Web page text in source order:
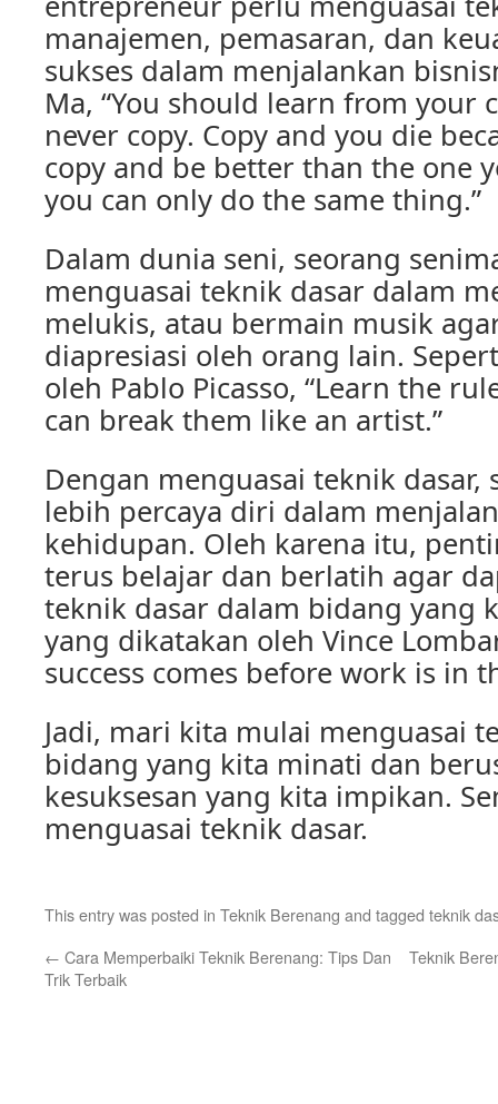
manajemen, pemasaran, dan
sukses dalam menjalankan
Ma, “You should learn from your
never copy. Copy and you die
copy and be better than the one
you can only do the same thing.”
Dalam dunia seni, seorang
menguasai teknik dasar dalam
melukis, atau bermain musik
diapresiasi oleh orang lain.
oleh Pablo Picasso, “Learn the
can break them like an artist.”
Dengan menguasai teknik dasar,
lebih percaya diri dalam
kehidupan. Oleh karena itu,
terus belajar dan berlatih agar
teknik dasar dalam bidang yang
yang dikatakan oleh Vince
success comes before work is in
Jadi, mari kita mulai menguasai
bidang yang kita minati dan
kesuksesan yang kita impikan.
menguasai teknik dasar.
This entry was posted in Teknik Berenang and tagged teknik
← Cara Memperbaiki Teknik Berenang: Tips Dan
Trik Terbaik
Teknik